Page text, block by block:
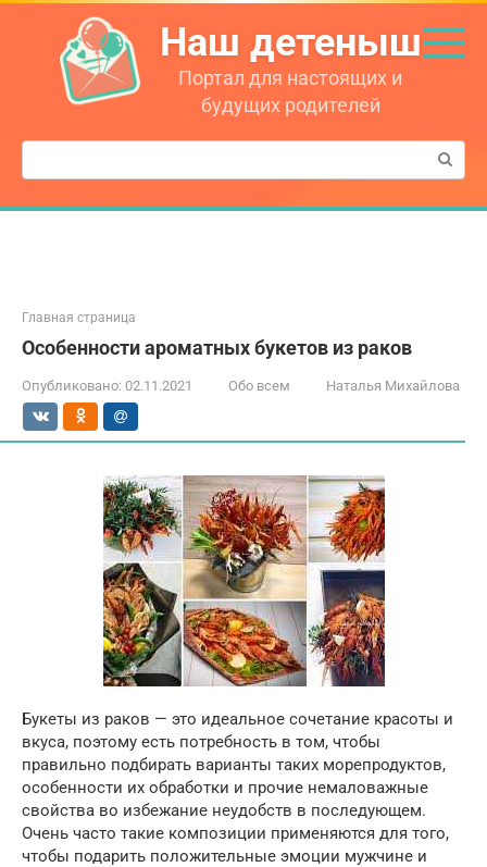
Перейти
контенту
Наш детеныш
Портал для настоящих и
будущих родителей
Поиск:
Главная страница
Особенности ароматных букетов из раков
Опубликовано: 02.11.2021 Обо всем Наталья Михайлова
Букеты из раков — это идеальное сочетание красоты и
вкуса, поэтому есть потребность в том, чтобы
правильно подбирать варианты таких морепродуктов,
особенности их обработки и прочие немаловажные
свойства во избежание неудобств в последующем.
Очень часто такие композиции применяются для того,
чтобы подарить положительные эмоции мужчине и